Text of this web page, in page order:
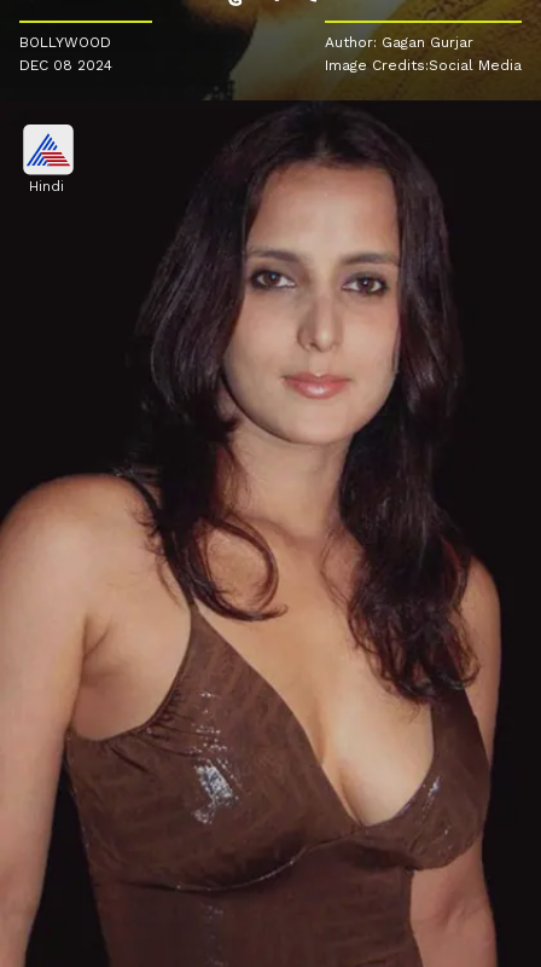
BOLLYWOOD
DEC 08 2024
Author: Gagan Gurjar
Image Credits:Social Media
Hindi